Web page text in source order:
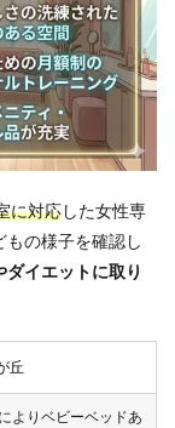
に対応した女性専
の様子を確認し
イエットに取り
丘
よりベビーベッドあ